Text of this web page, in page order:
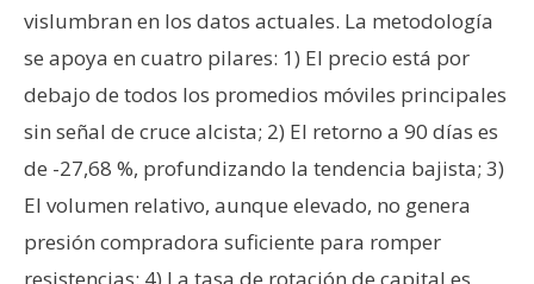
vislumbran en los datos actuales. La metodología
se apoya en cuatro pilares: 1) El precio está por
debajo de todos los promedios móviles principales
sin señal de cruce alcista; 2) El retorno a 90 días es
de -27,68 %, profundizando la tendencia bajista; 3)
El volumen relativo, aunque elevado, no genera
presión compradora suficiente para romper